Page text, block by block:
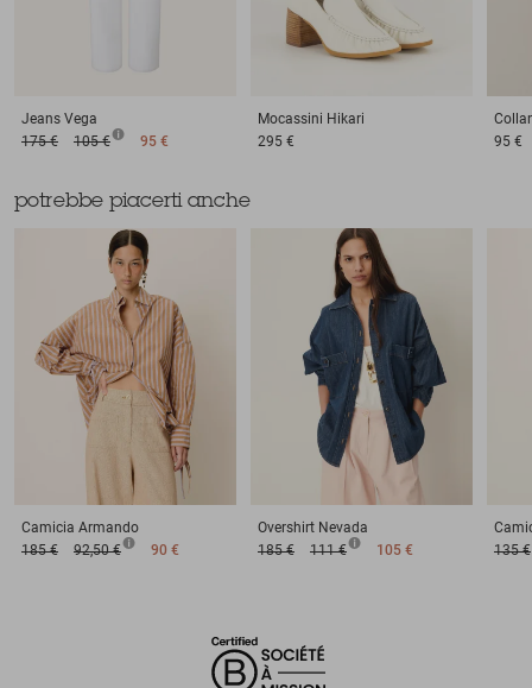
Jeans Vega
175 €
105 € 95 €
Mocassini Hikari
295 €
95 €
potrebbe piacerti anche
Camicia Armando
185 €
92,50 € 90 €
Overshirt Nevada
185 €
111 € 105 €
135 €